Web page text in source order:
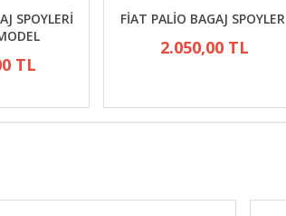
SPOYLERİ
TL
FİAT PALİO BAGAJ SPOYLER
2.050,00 TL